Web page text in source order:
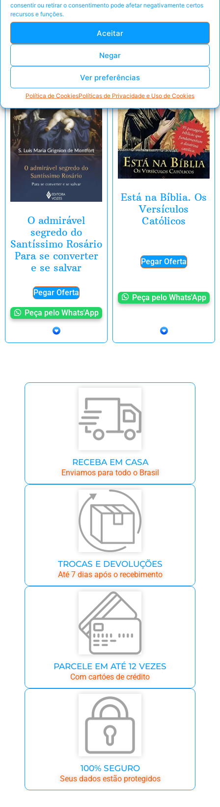
consentir ou retirar o consentimento pode afetar negativamente certos
recursos e funções.
Aceitar
Negar
Ver preferências
Política de CookiesPolíticas de Privacidade e Uso de Cookies
O admirável
segredo do
Santíssimo Rosário
Para se converter
e se salvar
Pegar Oferta
Peça pelo Whats'App
Está na Bíblia. Os
Versículos
Católicos
Pegar Oferta
Peça pelo Whats'App
RECEBA EM CASA
Enviamos para todo o Brasil
TROCAS E DEVOLUÇÕES
Até 7 dias após o recebimento
PARCELE EM ATÉ 12 VEZES
Com cartóes de crédito
100% SEGURO
Seus dados estão protegidos